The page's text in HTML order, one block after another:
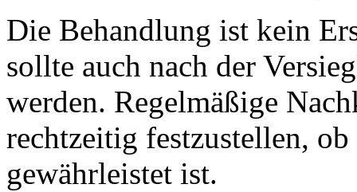
Die Behandlung ist kein
sollte auch nach der
werden. Regelmäßige
rechtzeitig festzustellen,
gewährleistet ist.